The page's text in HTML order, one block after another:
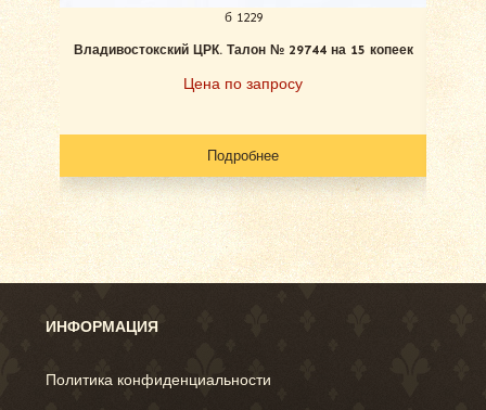
б 1229
Владивостокский ЦРК. Талон № 29744 на 15 копеек
Цена по запросу
Подробнее
ИНФОРМАЦИЯ
Политика конфиденциальности